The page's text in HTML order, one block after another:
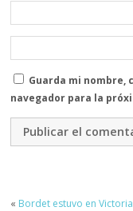
Guarda mi nombre,
navegador para la
« Bordet estuvo en Victoria